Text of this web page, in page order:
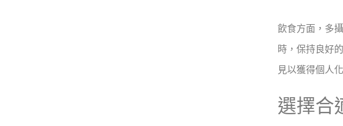
飲食方面，多
時，保持良好
見以獲得個人
選擇合